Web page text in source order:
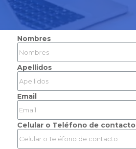
Nombres
Apellidos
Email
Celular o Teléfono de contacto